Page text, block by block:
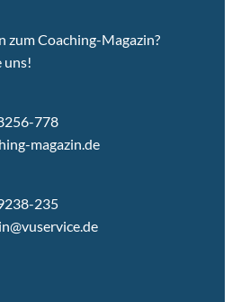
zum Coaching-Magazin?
uns!
778
magazin.de
235